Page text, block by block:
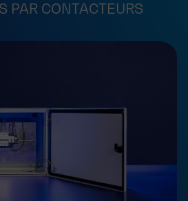
PAR CONTACTEURS